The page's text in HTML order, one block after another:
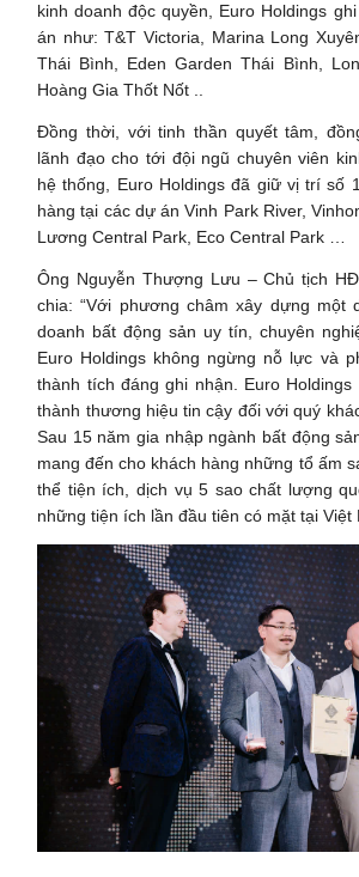
kinh doanh độc quyền, Euro Holdings
án như: T&T Victoria, Marina Long
Thái Bình, Eden Garden Thái Bình,
Hoàng Gia Thốt Nốt ..
Đồng thời, với tinh thần quyết tâm,
lãnh đạo cho tới đội ngũ chuyên viên
hệ thống, Euro Holdings đã giữ vị trí số
hàng tại các dự án Vinh Park River,
Lương Central Park, Eco Central Park …
Ông Nguyễn Thượng Lưu – Chủ tịch
chia: “Với phương châm xây dựng một
doanh bất động sản uy tín, chuyên
Euro Holdings không ngừng nỗ lực và
thành tích đáng ghi nhận. Euro
thành thương hiệu tin cậy đối với quý
Sau 15 năm gia nhập ngành bất động
mang đến cho khách hàng những tổ ấm
thể tiện ích, dịch vụ 5 sao chất lượng
những tiện ích lần đầu tiên có mặt tại Việt